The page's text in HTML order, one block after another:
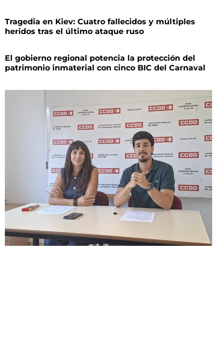
Tragedia en Kiev: Cuatro fallecidos y múltiples
heridos tras el último ataque ruso
El gobierno regional potencia la protección del
patrimonio inmaterial con cinco BIC del Carnaval